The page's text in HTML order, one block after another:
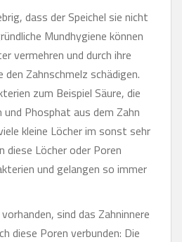
dass der Speichel sie nicht
Mundhygiene können
vermehren und durch ihre
Zahnschmelz schädigen.
zum Beispiel Säure, die
und Phosphat aus dem Zahn
kleine Löcher im sonst sehr
diese Löcher oder Poren
und gelangen so immer
sind das Zahninnere
diese Poren verbunden: Die